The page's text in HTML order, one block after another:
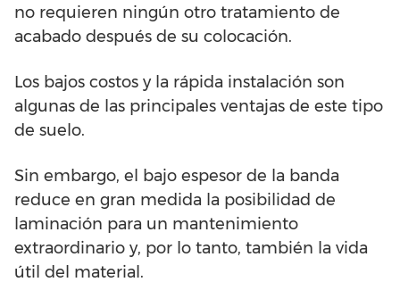
no requieren ningún otro tratamiento de
acabado después de su colocación.
Los bajos costos y la rápida instalación son
algunas de las principales ventajas de este tipo
de suelo.
Sin embargo, el bajo espesor de la banda
reduce en gran medida la posibilidad de
laminación para un mantenimiento
extraordinario y, por lo tanto, también la vida
útil del material.